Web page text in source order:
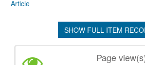
Article
SHOW FULL ITEM
Page